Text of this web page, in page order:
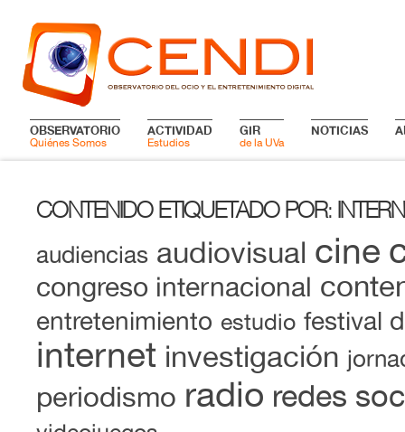
OBSERVATORIO
Quiénes Somos
ACTIVIDAD
Estudios
GIR
de la UVa
NOTICIAS
CONTENIDO ETIQUETADO POR:
audiencias audiovisual cine
congreso internacional
entretenimiento estudio festival
internet investigación
periodismo radio redes